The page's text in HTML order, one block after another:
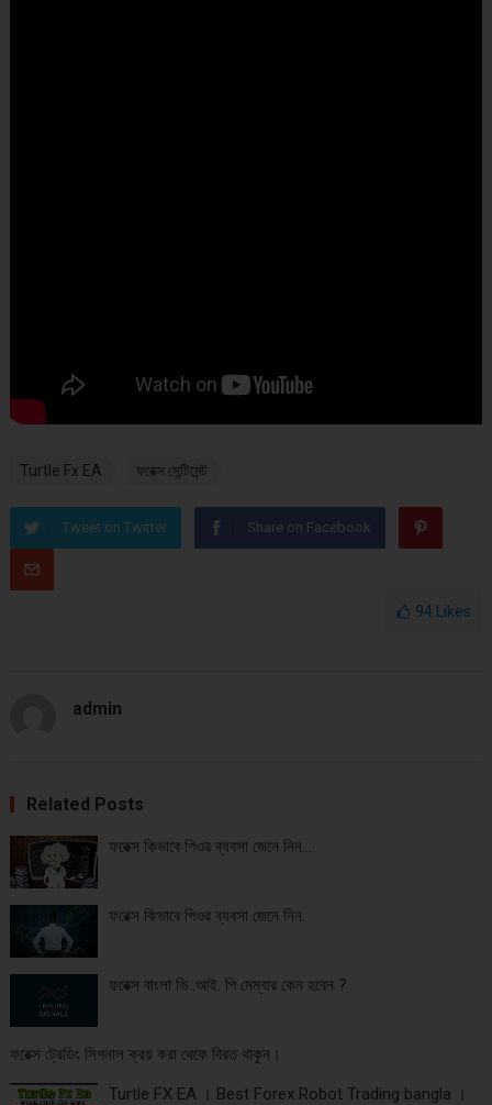
Turtle Fx EA ফরেক্স সেন্টিমেন্ট
Tweet on Twitter Share on Facebook
94 Likes
admin
Related Posts
ফরেক্স কিভাবে পিওর ব্যবসা জেনে নিন…
ফরেক্স কিভাবে পিওর ব্যবসা জেনে নিন.
ফরেক্স বাংলা ভি .আই. পি মেম্বার কেন হবেন ?
ফরেক্স ট্রেডিং সিগনাল ক্রয় করা থেকে বিরত থাকুন।
Turtle FX EA । Best Forex Robot Trading bangla ।